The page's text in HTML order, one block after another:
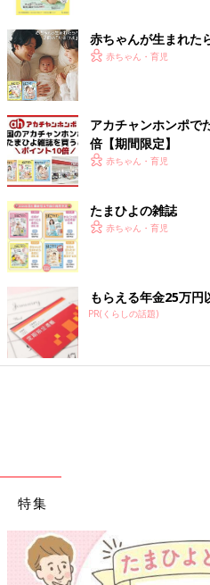
赤ちゃんが生まれた
赤ちゃん・育児
アカチャンホンポで
倍【期間限定】
赤ちゃん・育児
たまひよの雑誌
赤ちゃん・育児
もらえる年金25万円
PR(くらしの話題)
特集